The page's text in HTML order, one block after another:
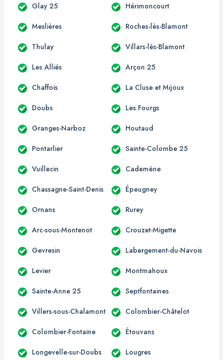
Glay 25 Hérimoncourt
Meslières Roches-lès-Blamont
Thulay Villars-lès-Blamont
Les Alliés Arçon 25
Chaffois La Cluse et Mijoux
Doubs Les Fourgs
Granges-Narboz Houtaud
Pontarlier Sainte-Colombe 25
Vuillecin Cademène
Chassagne-Saint-Denis Épeugney
Ornans Rurey
Arc-sous-Montenot Crouzet-Migette
Gevresin Labergement-du-Navois
Levier Montmahoux
Sainte-Anne 25 Septfontaines
Villers-sous-Chalamont Colombier-Châtelot
Colombier-Fontaine Étouvans
Longevelle-sur-Doubs Lougres